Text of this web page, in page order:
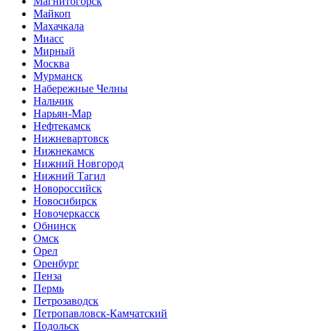
Майкоп
Махачкала
Миасс
Мирный
Москва
Мурманск
Набережные Челны
Нальчик
Нарьян-Мар
Нефтекамск
Нижневартовск
Нижнекамск
Нижний Новгород
Нижний Тагил
Новороссийск
Новосибирск
Новочеркасск
Обнинск
Омск
Орел
Оренбург
Пенза
Пермь
Петрозаводск
Петропавловск-Камчатский
Подольск